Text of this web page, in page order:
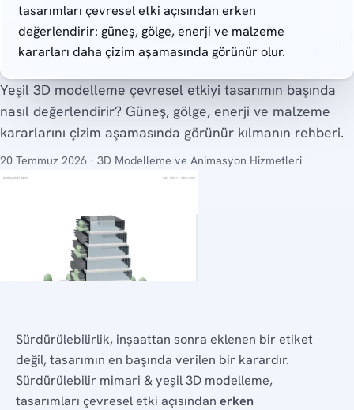
tasarımları çevresel etki açısından erken
değerlendirir: güneş, gölge, enerji ve malzeme
kararları daha çizim aşamasında görünür olur.
Yeşil 3D modelleme çevresel etkiyi tasarımın başında
nasıl değerlendirir? Güneş, gölge, enerji ve malzeme
kararlarını çizim aşamasında görünür kılmanın rehberi.
20 Temmuz 2026 · 3D Modelleme ve Animasyon Hizmetleri
Sürdürülebilirlik, inşaattan sonra eklenen bir etiket
değil, tasarımın en başında verilen bir karardır.
Sürdürülebilir mimari & yeşil 3D modelleme,
tasarımları çevresel etki açısındanerken